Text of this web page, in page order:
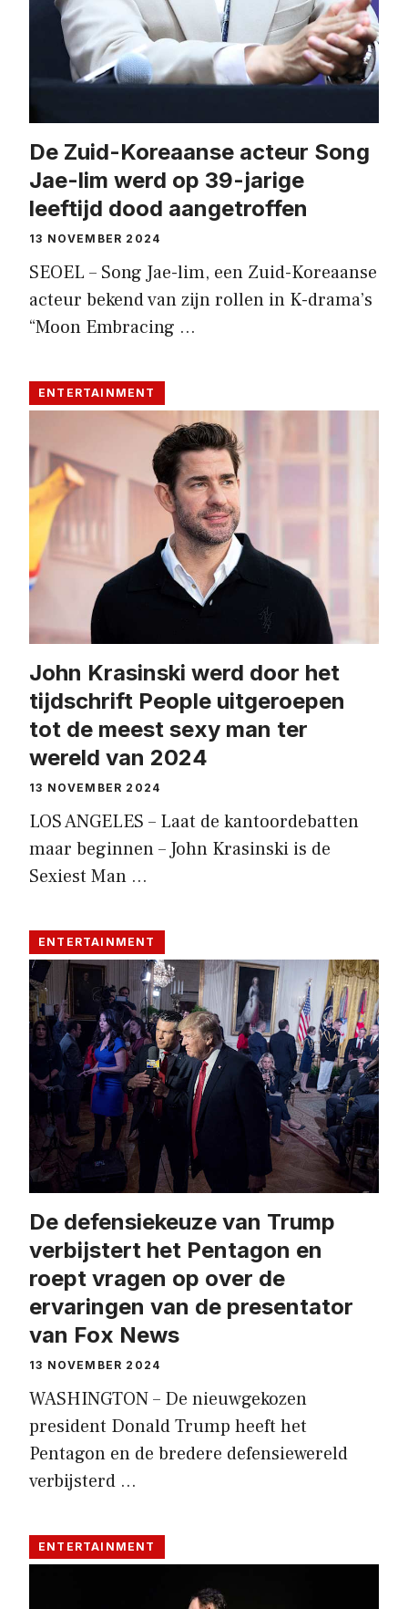
De Zuid-Koreaanse acteur Song
Jae-lim werd op 39-jarige
leeftijd dood aangetroffen
13 NOVEMBER 2024
SEOEL – Song Jae-lim, een Zuid-Koreaanse
acteur bekend van zijn rollen in K-drama’s
“Moon Embracing …
ENTERTAINMENT
John Krasinski werd door het
tijdschrift People uitgeroepen
tot de meest sexy man ter
wereld van 2024
13 NOVEMBER 2024
LOS ANGELES – Laat de kantoordebatten
maar beginnen – John Krasinski is de
Sexiest Man …
ENTERTAINMENT
De defensiekeuze van Trump
verbijstert het Pentagon en
roept vragen op over de
ervaringen van de presentator
van Fox News
13 NOVEMBER 2024
WASHINGTON – De nieuwgekozen
president Donald Trump heeft het
Pentagon en de bredere defensiewereld
verbijsterd …
ENTERTAINMENT